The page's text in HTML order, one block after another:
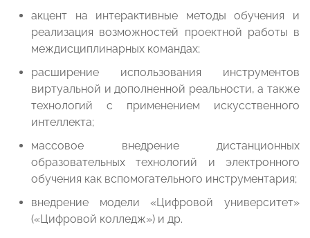
акцент на интерактивные методы обучения и
реализация возможностей проектной работы в
междисциплинарных командах;
расширение использования инструментов
виртуальной и дополненной реальности, а также
технологий с применением искусственного
интеллекта;
массовое внедрение дистанционных
образовательных технологий и электронного
обучения как вспомогательного инструментария;
внедрение модели «Цифровой университет»
(«Цифровой колледж») и др.